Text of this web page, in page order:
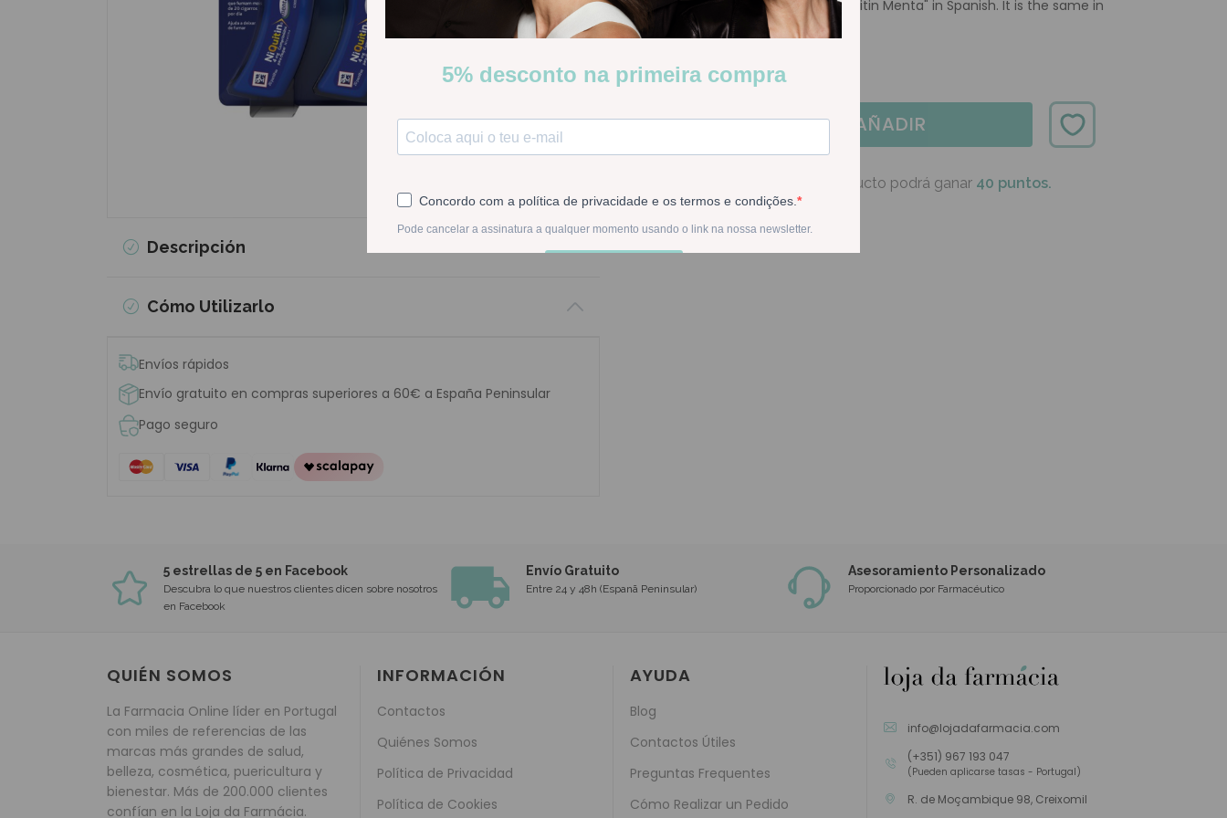
Descripción
Cómo Utilizarlo
Envíos rápidos
Envío gratuito en compras superiores a 60€ a España Peninsular
Pago seguro
Niquitin Menta" translates to "Niquitin Menta" in Spanish. It is the same in
both languages.
Stock: Disponible
- 1 + AÑADIR
En la compra de este producto podrá ganar 40 puntos.
5 estrellas de 5 en Facebook
Descubra lo que nuestros clientes dicen sobre nosotros
en Facebook
Envío Gratuito
Entre 24 y 48h (Espanã Peninsular)
Asesoramiento Personalizado
Proporcionado por Farmacéutico
QUIÉN SOMOS
La Farmacia Online líder en Portugal
con miles de referencias de las
marcas más grandes de salud,
belleza, cosmética, puericultura y
bienestar. Más de 200.000 clientes
confían en la Loja da Farmácia.
INFORMACIÓN
Contactos
Quiénes Somos
Política de Privacidad
Política de Cookies
AYUDA
Blog
Contactos Útiles
Preguntas Frequentes
Cómo Realizar un Pedido
info@lojadafarmacia.com
(+351) 967 193 047
(Pueden aplicarse tasas - Portugal)
R. de Moçambique 98, Creixomil